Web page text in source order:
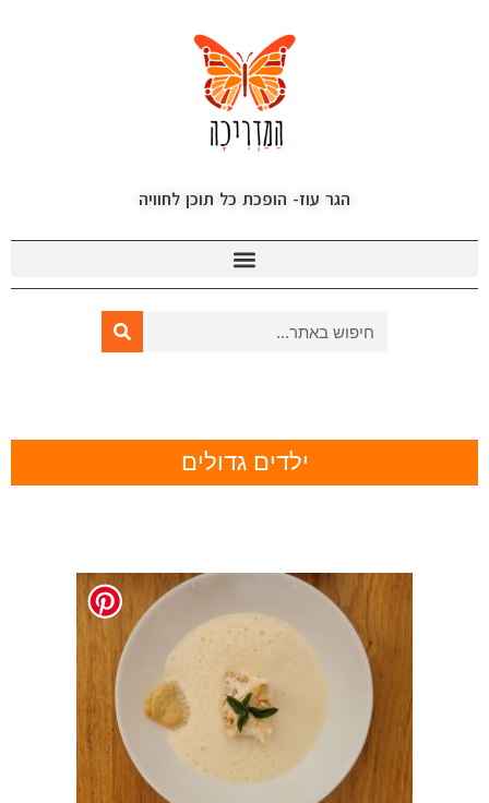
הגר עוז- הופכת כל תוכן לחוויה
ילדים גדולים